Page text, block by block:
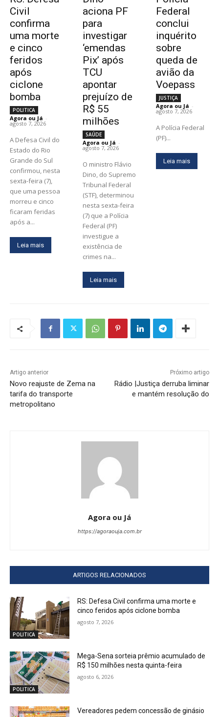
Civil
confirma
uma morte
e cinco
feridos
após
ciclone
bomba
POLITICA
Agora ou Já -
agosto 7, 2026
A Defesa Civil do
Estado do Rio
Grande do Sul
confirmou, nesta
sexta-feira (7),
que uma pessoa
morreu e cinco
ficaram feridas
após a...
Leia mais
aciona PF
para
investigar
‘emendas
Pix’ após
TCU
apontar
prejuízo de
R$ 55
milhões
SAÚDE
Agora ou Já -
agosto 7, 2026
O ministro Flávio
Dino, do Supremo
Tribunal Federal
(STF), determinou
nesta sexta-feira
(7) que a Polícia
Federal (PF)
investigue a
existência de
crimes na...
Leia mais
Federal
conclui
inquérito
sobre
queda de
avião da
Voepass
JUSTIÇA
Agora ou Já -
agosto 7, 2026
A Polícia Federal
(PF)...
Leia mais
Artigo anterior
Novo reajuste de Zema na
tarifa do transporte
metropolitano
Próximo artigo
Rádio |Justiça derruba liminar
e mantém resolução do
Agora ou Já
https://agoraouja.com.br
ARTIGOS RELACIONADOS
POLITICA
RS: Defesa Civil confirma uma morte e
cinco feridos após ciclone bomba
agosto 7, 2026
POLITICA
Mega-Sena sorteia prêmio acumulado de
R$ 150 milhões nesta quinta-feira
agosto 6, 2026
Vereadores pedem concessão de ginásio